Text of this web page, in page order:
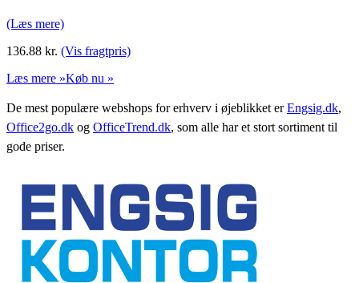
(Læs mere)
136.88 kr. (Vis fragtpris)
Læs mere »Køb nu »
De mest populære webshops for erhverv i øjeblikket erEngsig.dk,
Office2go.dk og OfficeTrend.dk, som alle har et stort sortiment til
gode priser.